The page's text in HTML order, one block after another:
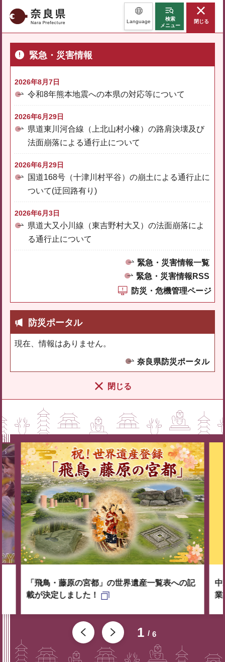
奈良県 Language
検索
メニュー
閉じる
緊急・災害情報
2026年8月7日
令和8年熊本地震への本県の対応等について
2026年6月29日
県道東川河合線（上北山村小橡）の路肩決壊及び
法面崩落による通行止について
2026年6月29日
国道168号（十津川村平谷）の崩土による通行止に
ついて(迂回路有り)
2026年6月3日
県道大又小川線（東吉野村大又）の法面崩落によ
る通行止について
緊急・災害情報一覧
緊急・災害情報RSS
防災・危機管理ページ
防災ポータル
現在、情報はありません。
奈良県防災ポータル
閉じる
1 6
「飛鳥・藤原の宮都」の世界遺産一覧表への記
載が決定しました！
中
業